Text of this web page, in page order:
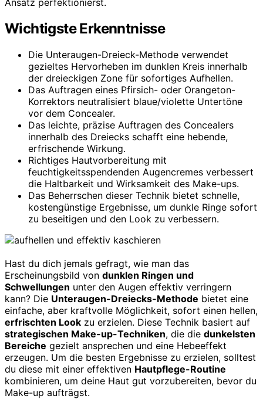
Wichtigste Erkenntnisse
Die Unteraugen-Dreieck-Methode verwendet
gezieltes Hervorheben im dunklen Kreis innerhalb
der dreieckigen Zone für sofortiges Aufhellen.
Das Auftragen eines Pfirsich- oder Orangeton-
Korrektors neutralisiert blaue/violette Untertöne
vor dem Concealer.
Das leichte, präzise Auftragen des Concealers
innerhalb des Dreiecks schafft eine hebende,
erfrischende Wirkung.
Richtiges Hautvorbereitung mit
feuchtigkeitsspendenden Augencremes verbessert
die Haltbarkeit und Wirksamkeit des Make-ups.
Das Beherrschen dieser Technik bietet schnelle,
kostengünstige Ergebnisse, um dunkle Ringe sofort
zu beseitigen und den Look zu verbessern.
Hast du dich jemals gefragt, wie man das
Erscheinungsbild von dunklen Ringen und
Schwellungen unter den Augen effektiv verringern
kann? Die Unteraugen-Dreiecks-Methode bietet eine
einfache, aber kraftvolle Möglichkeit, sofort einen hellen,
erfrischten Look zu erzielen. Diese Technik basiert auf
strategischen Make-up-Techniken, die die dunkelsten
Bereiche gezielt ansprechen und eine Hebeeffekt
erzeugen. Um die besten Ergebnisse zu erzielen, solltest
du diese mit einer effektiven Hautpflege-Routine
kombinieren, um deine Haut gut vorzubereiten, bevor du
Make-up aufträgst.